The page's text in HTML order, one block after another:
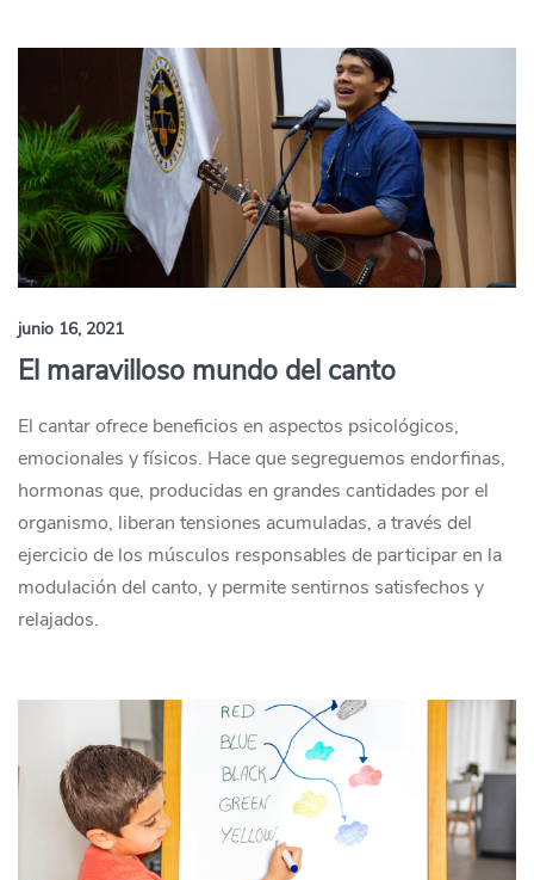
junio 16, 2021
El maravilloso mundo del canto
El cantar ofrece beneficios en aspectos psicológicos,
emocionales y físicos. Hace que segreguemos endorfinas,
hormonas que, producidas en grandes cantidades por el
organismo, liberan tensiones acumuladas, a través del
ejercicio de los músculos responsables de participar en la
modulación del canto, y permite sentirnos satisfechos y
relajados.